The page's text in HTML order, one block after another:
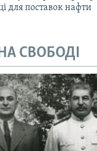
для поставок нафти
СВОБОДІ